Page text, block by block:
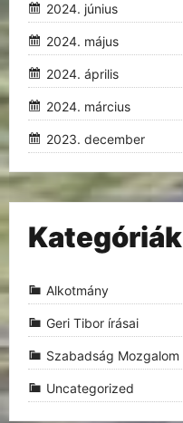
2024. június
2024. május
2024. április
2024. március
2023. december
Kategóriák
Alkotmány
Geri Tibor írásai
Szabadság Mozgalom
Uncategorized